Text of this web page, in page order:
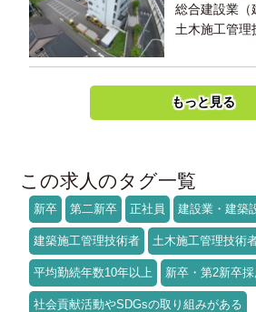
総合建設業（
土木施工管理
もっと見る
この求人のタグ一覧
新卒 第二新卒 正社員 建設業・建築
建築施工管理技術者 土木施工管理技術
平均勤続年数10年以上 新卒・第2新卒
社会貢献活動やSDGsの取り組みがある